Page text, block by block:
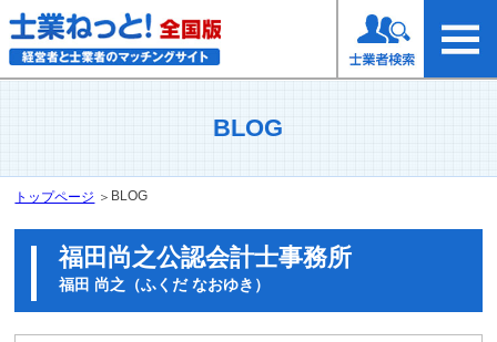
BLOG
トップページ ＞ BLOG
福田尚之公認会計士事務所
福田 尚之（ふくだ なおゆき）